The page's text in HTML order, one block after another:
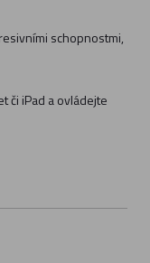
schopnostmi,
či iPad a ovládejte